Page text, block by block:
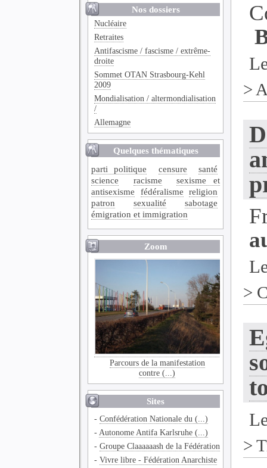
Nos dossiers
Nucléaire
Retraites
Antifascisme / fascisme / extrême-
droite
Sommet OTAN Strasbourg-Kehl
2009
Mondialisation / altermondialisation
/
Allemagne
Quelques thématiques
parti politique
censure
santé
science
racisme
sexisme et
antisexisme
fédéralisme
religion
patron
sexualité
sabotage
émigration et immigration
Zoom
Parcours de la manifestation
contre (...)
Sites
-Confédération Nationale du (...)
- Autonome Antifa Karlsruhe (...)
-Groupe Claaaaaash de la Fédération
-Vivre libre - Fédération Anarchiste
>
>
>